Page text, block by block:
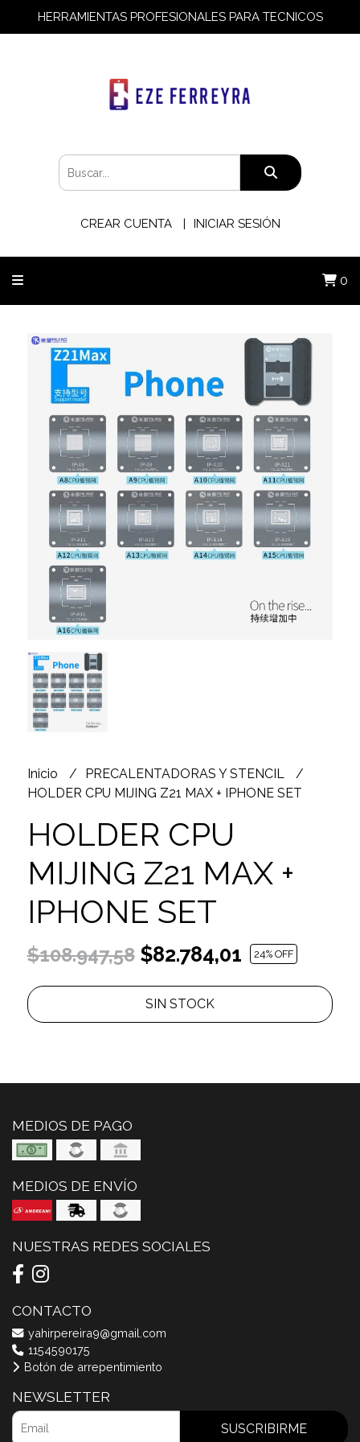
HERRAMIENTAS PROFESIONALES PARA TECNICOS
CREAR CUENTA INICIAR SESIÓN
0
Inicio
PRECALENTADORAS Y STENCIL
HOLDER CPU MIJING Z21 MAX + IPHONE SET
HOLDER CPU
MIJING Z21 MAX +
IPHONE SET
$108.947,58$82.784,01 24% OFF
SIN STOCK
MEDIOS DE PAGO
MEDIOS DE ENVÍO
NUESTRAS REDES SOCIALES
CONTACTO
yahirpereira9@gmail.com
1154590175
Botón de arrepentimiento
NEWSLETTER
SUSCRIBIRME